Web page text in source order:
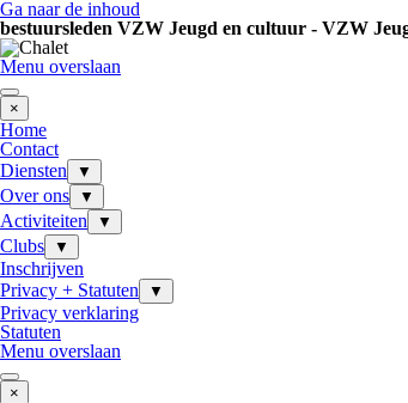
Ga naar de inhoud
bestuursleden VZW Jeugd en cultuur - VZW
Menu overslaan
×
Home
Contact
Diensten
▼
Over ons ▼
Activiteiten ▼
Clubs ▼
Inschrijven
Privacy + Statuten
▼
Privacy verklaring
Statuten
Menu overslaan
×